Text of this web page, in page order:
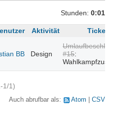
Stunden: 0:01
Aktivität Ticket
BB Design
#15:
1/1)
Auch abrufbar als: Atom CSV